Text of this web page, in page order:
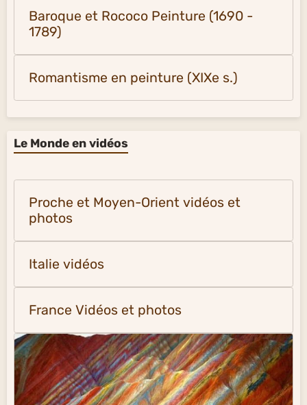
Baroque et Rococo Peinture (1690 -
1789)
Romantisme en peinture (XIXe s.)
Le Monde en vidéos
Proche et Moyen-Orient vidéos et
photos
Italie vidéos
France Vidéos et photos